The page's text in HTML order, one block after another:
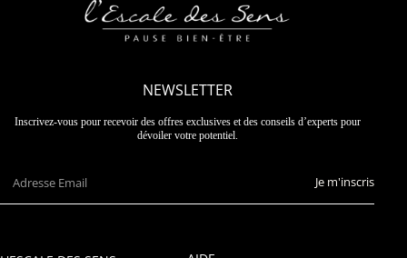
NEWSLETTER
Inscrivez-vous pour recevoir des offres exclusives et des conseils d’experts pour
dévoiler votre potentiel.
Je m'inscris